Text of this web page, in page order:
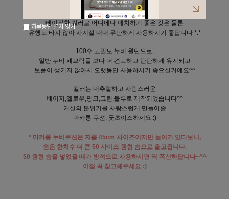
따듯한 분위기를 연출하시기에도 좋구요,
베이직한 컬러로 어디에나 매치하기 좋은 것은 물론
유행도 타지 않아 사계절 내내 무난하게 사용하시기 좋답니다 *.*
100수 고밀도 누비 원단으로,
일반 누비 패브릭들 보다 더 견고하고 탄탄하게 유지되고
보풀이 생기지 않아서 오랫동안 사용하시기 좋으실거예요^^
컬러는 내추럴하고 사랑스러운
베이지,옐로우,핑크,그린,블루로 제작되었습니다^^
거실의 분위기를 사랑스럽게 만들어줄
마카롱 쿠션, 굿초이스하세요 :)
* 마카롱 누비쿠션은 지름 45cm 사이즈이지만 높이가 있다보니,
솜은 한치수 더 큰 50 사이즈 원형 솜으로 출고됩니다.
50 원형 솜을 넣었을 때가 방석으로 사용하시면 딱 폭신하답니다~^^
이점 꼭 참고해주세요 :)
하루동안 열지 않기